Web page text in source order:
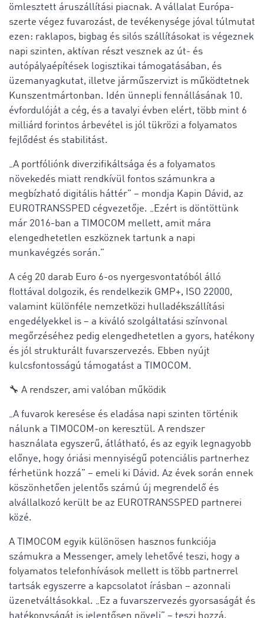
ömlesztett áruszállítási piacnak. A vállalat Európa-
szerte végez fuvarozást, de tevékenysége jóval túlmutat
ezen: raklapos, bigbag és silós szállításokat is végeznek
napi szinten, aktívan részt vesznek az út- és
autópályaépítések logisztikai támogatásában, és
üzemanyagkutat, illetve járműszervizt is működtetnek
Kunszentmártonban. Idén ünnepli fennállásának 10.
évfordulóját a cég, és a tavalyi évben elért, több mint 6
milliárd forintos árbevétel is jól tükrözi a folyamatos
fejlődést és stabilitást.
„A portfóliónk diverzifikáltsága és a folyamatos
növekedés miatt rendkívül fontos számunkra a
megbízható digitális háttér” – mondja Kapin Dávid, az
EUROTRANSSPED cégvezetője. „Ezért is döntöttünk
már 2016-ban a TIMOCOM mellett, amit mára
elengedhetetlen eszköznek tartunk a napi
munkavégzés során.”
A cég 20 darab Euro 6-os nyergesvontatóból álló
flottával dolgozik, és rendelkezik GMP+, ISO 22000,
valamint különféle nemzetközi hulladékszállítási
engedélyekkel is – a kiváló szolgáltatási színvonal
megőrzéséhez pedig elengedhetetlen a gyors, hatékony
és jól strukturált fuvarszervezés. Ebben nyújt
kulcsfontosságú támogatást a TIMOCOM.
🔧 A rendszer, ami valóban működik
„A fuvarok keresése és eladása napi szinten történik
nálunk a TIMOCOM-on keresztül. A rendszer
használata egyszerű, átlátható, és az egyik legnagyobb
előnye, hogy óriási mennyiségű potenciális partnerhez
férhetünk hozzá” – emeli ki Dávid. Az évek során ennek
köszönhetően jelentős számú új megrendelő és
alvállalkozó került be az EUROTRANSSPED partnerei
közé.
A TIMOCOM egyik különösen hasznos funkciója
számukra a Messenger, amely lehetővé teszi, hogy a
folyamatos telefonhívások mellett is több partnerrel
tartsák egyszerre a kapcsolatot írásban – azonnali
üzenetváltásokkal. „Ez a fuvarszervezés gyorsaságát és
hatékonyságát is jelentősen növeli” – teszi hozzá.